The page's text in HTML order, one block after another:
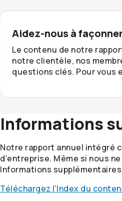
Aidez-nous à
Le contenu de notre
notre clientèle, nos
questions clés. Pour vous
Informations
Notre rapport annuel intégré
d’entreprise. Même si nous
Informations
Téléchargez l'Index du